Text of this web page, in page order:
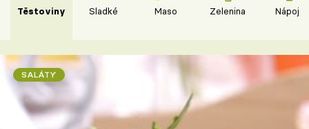
Těstoviny Sladké Maso Zelenina Nápoje
SALÁTY